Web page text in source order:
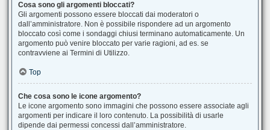
Cosa sono gli argomenti bloccati?
Gli argomenti possono essere bloccati dai moderatori o
dall’amministratore. Non è possibile rispondere ad un argomento
bloccato così come i sondaggi chiusi terminano automaticamente. Un
argomento può venire bloccato per varie ragioni, ad es. se
contravviene ai Termini di Utilizzo.
Top
Che cosa sono le icone argomento?
Le icone argomento sono immagini che possono essere associate agli
argomenti per indicare il loro contenuto. La possibilità di usarle
dipende dai permessi concessi dall’amministratore.